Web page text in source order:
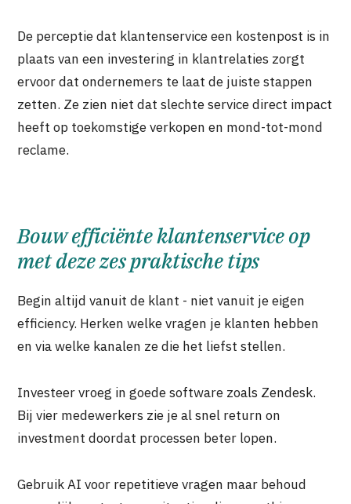
De perceptie dat klantenservice een kostenpost is in
plaats van een investering in klantrelaties zorgt
ervoor dat ondernemers te laat de juiste stappen
zetten. Ze zien niet dat slechte service direct impact
heeft op toekomstige verkopen en mond-tot-mond
reclame.
Bouw efficiënte klantenservice op
met deze zes praktische tips
Begin altijd vanuit de klant - niet vanuit je eigen
efficiency. Herken welke vragen je klanten hebben
en via welke kanalen ze die het liefst stellen.
Investeer vroeg in goede software zoals Zendesk.
Bij vier medewerkers zie je al snel return on
investment doordat processen beter lopen.
Gebruik AI voor repetitieve vragen maar behoud